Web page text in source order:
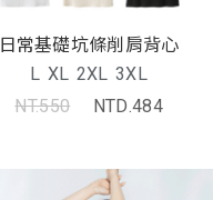
日常基礎坑條削肩背心
L XL 2XL 3XL
NT.550
NTD.484